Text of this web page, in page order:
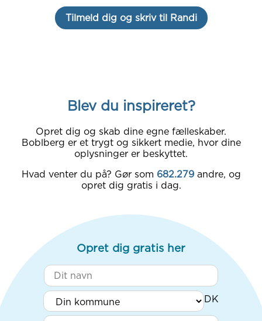
Tilmeld dig og skriv til Randi
Blev du inspireret?
Opret dig og skab dine egne fælleskaber.
Boblberg er et trygt og sikkert medie, hvor dine
oplysninger er beskyttet.
Hvad venter du på? Gør som 682.279 andre, og
opret dig gratis i dag.
Opret dig gratis her